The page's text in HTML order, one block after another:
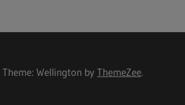
Theme: Wellington by ThemeZee.